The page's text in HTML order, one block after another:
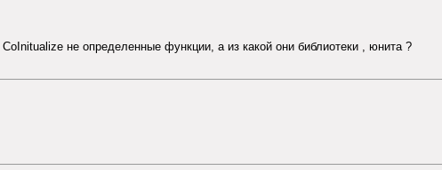
не определенные функции, а из какой они библиотеки , юнита ?